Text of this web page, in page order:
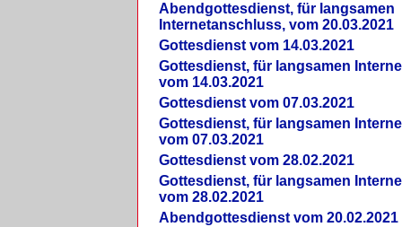
Abendgottesdienst, für langsamen
Internetanschluss, vom 20.03.2021
Gottesdienst vom 14.03.2021
Gottesdienst, für langsamen
vom 14.03.2021
Gottesdienst vom 07.03.2021
Gottesdienst, für langsamen
vom 07.03.2021
Gottesdienst vom 28.02.2021
Gottesdienst, für langsamen
vom 28.02.2021
Abendgottesdienst vom 20.02.2021